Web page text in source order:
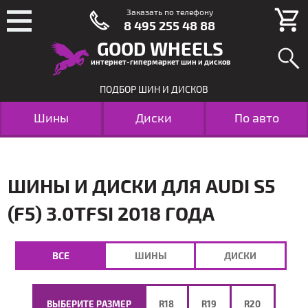
GOOD WHEELS
интернет-гипермаркет шин и дисков
ПОДБОР ШИН И ДИСКОВ
Шины Диски По авто
ШИНЫ И ДИСКИ ДЛЯ AUDI S5
(F5) 3.0TFSI 2018 ГОДА
ВЫБЕРИТЕ РАЗМЕР R18 R19 R20
ВСЕ ШИНЫ ДИСКИ
Заказать по телефону
8 495 255 48 88